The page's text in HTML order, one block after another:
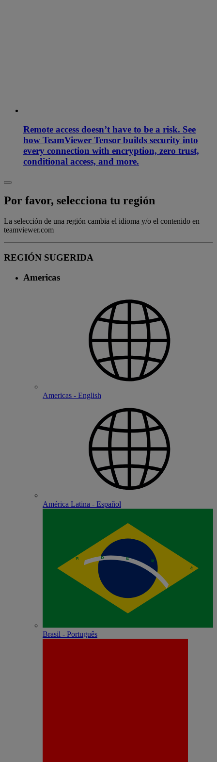
Remote access doesn’t have to be a risk. See
how TeamViewer Tensor builds security into
every connection with encryption, zero trust,
conditional access, and more.
Por favor, selecciona tu región
La selección de una región cambia el idioma y/o el contenido en
teamviewer.com
REGIÓN SUGERIDA
Americas
Americas - English
América Latina - Español
Brasil - Português